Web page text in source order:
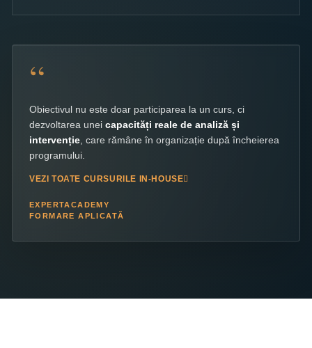
“
Obiectivul nu este doar participarea la un curs, ci
dezvoltarea unei capacități reale de analiză și
intervenție , care rămâne în organizație după încheierea
programului.
VEZI TOATE CURSURILE IN-HOUSE
EXPERTACADEMY
FORMARE APLICATĂ